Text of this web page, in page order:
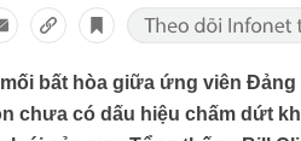
bất hòa giữa ứng viên
chưa có dấu hiệu chấm dứt